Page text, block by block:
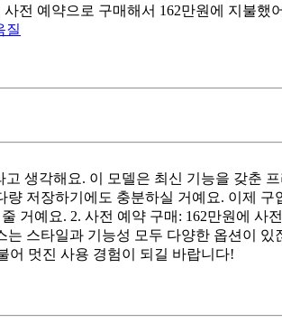
전 예약으로 구매해서 162만원에 지불
질
생각해요. 이 모델은 최신 기능을 갖춘
저장하기에도 충분하실 거예요. 이제
거예요. 2. 사전 예약 구매: 162만원에
스타일과 기능성 모두 다양한 옵션이
어 멋진 사용 경험이 되길 바랍니다!